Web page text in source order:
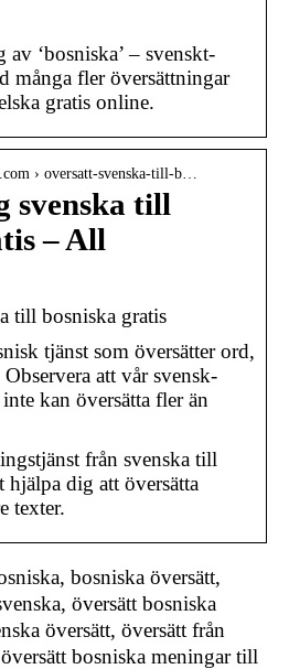
‘bosniska’ – svenskt-
många fler översättningar
gratis online.
› oversatt-svenska-till-b…
svenska till
– All
till bosniska gratis
tjänst som översätter ord,
att vår svensk-
kan översätta fler än
från svenska till
hjälpa dig att översätta
texter.
bosniska översätt,
översätt bosniska
översätt, översätt från
bosniska meningar till